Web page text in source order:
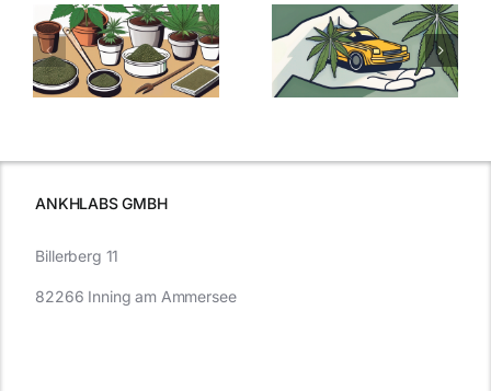
Grenzwert-
Regelung:
Was Sie über
Cannabis und
müssen
Cannabis
Samen
kaufen: Alles
was Sie
ANKHLABS GMBH
Billerberg 11
82266 Inning am Ammersee